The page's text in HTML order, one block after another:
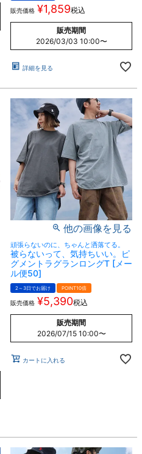
販売価格 ¥1,859税込
販売期間
2026/03/03 10:00〜
詳細を見る
他の画像を見る
頑張らないのに、ちゃんと洒落てる。
被らないって、気持ちいい。ピ
グメントラグランロングT [メー
ル便50]
2～3日でお届け POINT10倍
販売価格 ¥5,390税込
販売期間
2026/07/15 10:00〜
カートに入れる